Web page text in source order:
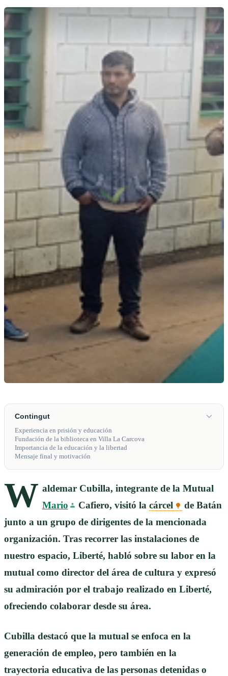
Contingut
Experiencia en prisión y educación
Fundación de la biblioteca en Villa La Carcova
Importancia de la educación y la libertad
Mensaje final y motivación
W aldemar Cubilla, integrante de la Mutual
Mario
Cafiero, visitó lacárcel
de Batán
junto a un grupo de dirigentes de la mencionada
organización. Tras recorrer las instalaciones de
nuestro espacio, Liberté, habló sobre su labor en la
mutual como director del área de cultura y expresó
su admiración por el trabajo realizado en Liberté,
ofreciendo colaborar desde su área.
Cubilla destacó que la mutual se enfoca en la
generación de empleo, pero también en la
trayectoria educativa de las personas detenidas o